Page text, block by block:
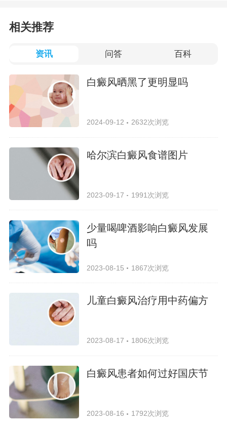
相关推荐
资讯 问答 百科
白癜风晒黑了更明显吗
2024-09-12 2632次浏览
哈尔滨白癜风食谱图片
2023-09-17 1991次浏览
少量喝啤酒影响白癜风发展
吗
2023-08-15 1867次浏览
儿童白癜风治疗用中药偏方
2023-08-17 1806次浏览
白癜风患者如何过好国庆节
2023-08-16 1792次浏览